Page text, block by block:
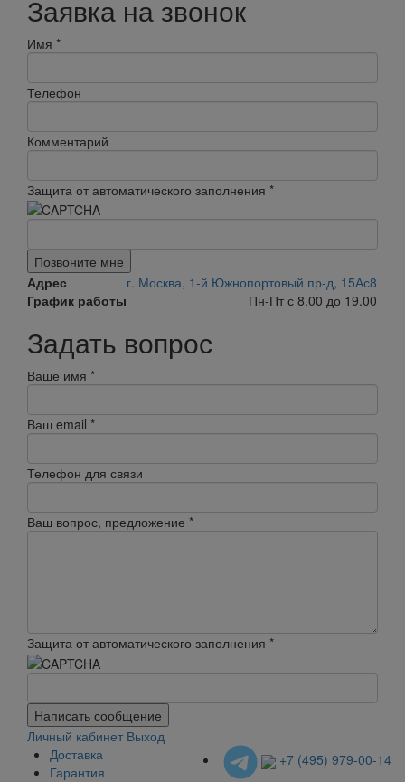
Заявка на звонок
Имя *
Телефон
Комментарий
Защита от автоматического заполнения *
Позвоните мне
Адрес
г. Москва, 1-й Южнопортовый пр-д, 15Ас8
График работы
Пн-Пт с 8.00 до 19.00
Задать вопрос
Ваше имя *
Ваш email *
Телефон для связи
Ваш вопрос, предложение *
Защита от автоматического заполнения *
Написать сообщение
Личный кабинет Выход
Доставка
Гарантия
+7 (495) 979-00-14